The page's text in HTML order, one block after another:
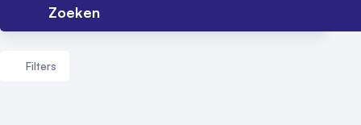
Zoeken
Filters